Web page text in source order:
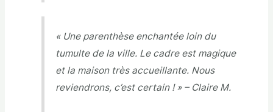
« Une parenthèse enchantée loin du
tumulte de la ville. Le cadre est magique
et la maison très accueillante. Nous
reviendrons, c’est certain ! » – Claire M.